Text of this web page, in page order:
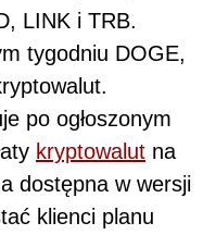
LINK i TRB.
tygodniu DOGE,
po ogłoszonym
kryptowalut na
dostępna w wersji
klienci planu